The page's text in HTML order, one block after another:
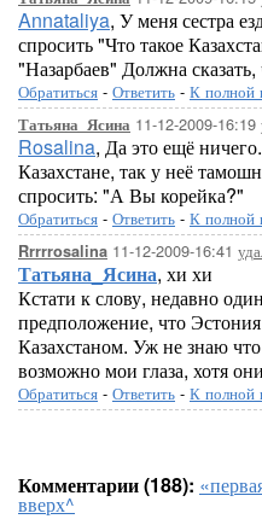
Annataliya, У меня сестра
спросить "Что такое
"Назарбаев" Должна
Обратиться - Ответить - К полной
Татьяна_Ясина 11-12-2009-16:19
Rosalina, Да это ещё
Казахстане, так у неё
спросить: "А Вы корейка?"
Обратиться - Ответить - К полной
Rrrrrosalina 11-12-2009-16:41
Татьяна_Ясина, хи хи
Кстати к слову, недавно
предположение, что
Казахстаном. Уж не знаю
возможно мои глаза, хотя
Обратиться - Ответить - К полной
Комментарии (188):
вверх^